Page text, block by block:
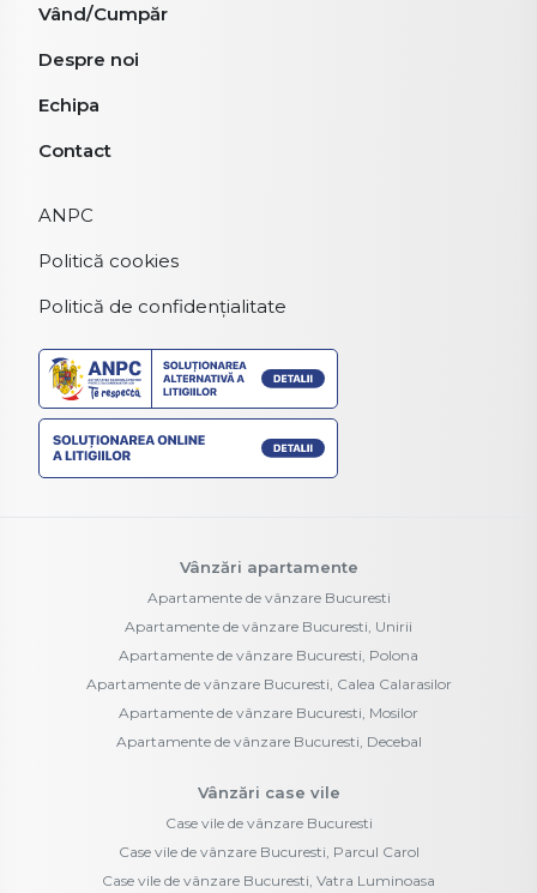
Vând/Cumpăr
Despre noi
Echipa
Contact
ANPC
Politică cookies
Politică de confidențialitate
Vânzări apartamente
Apartamente de vânzare Bucuresti
Apartamente de vânzare Bucuresti, Unirii
Apartamente de vânzare Bucuresti, Polona
Apartamente de vânzare Bucuresti, Calea Calarasilor
Apartamente de vânzare Bucuresti, Mosilor
Apartamente de vânzare Bucuresti, Decebal
Vânzări case vile
Case vile de vânzare Bucuresti
Case vile de vânzare Bucuresti, Parcul Carol
Case vile de vânzare Bucuresti, Vatra Luminoasa